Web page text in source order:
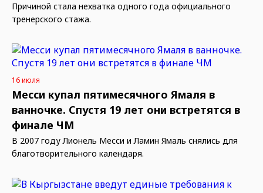
Причиной стала нехватка одного года официального
тренерского стажа.
16 июля
Месси купал пятимесячного Ямаля в
ванночке. Спустя 19 лет они встретятся в
финале ЧМ
В 2007 году Лионель Месси и Ламин Ямаль снялись для
благотворительного календаря.